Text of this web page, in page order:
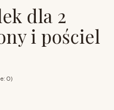
dla 2
i pościel
0)